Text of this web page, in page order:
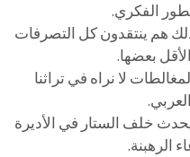
الفكري.
هم ينتقدون كل التصرفات
بعضها.
لا نراه في تراثنا
خلف الستار في الأديرة
الرهبنة.